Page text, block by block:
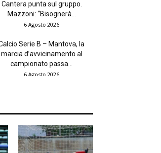
Cantera punta sul gruppo.
Mazzoni: “Bisognerà...
6 Agosto 2026
Serie B – Mantova, la
marcia d’avvicinamento al
campionato passa...
6 Agosto 2026